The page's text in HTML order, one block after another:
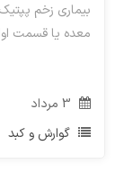
بیماری زخم
معده یا قسمت
مرداد
گوارش و کبد